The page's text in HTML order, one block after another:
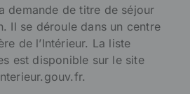
demande de titre de séjour
Il se déroule dans un centre
de l’Intérieur. La liste
est disponible sur le site